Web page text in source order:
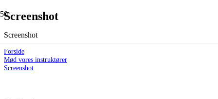
Screenshot
Screenshot
Forside
Mød vores instruktører
Screenshot